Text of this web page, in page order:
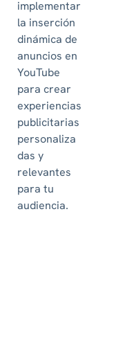
implementar
la inserción
dinámica de
anuncios en
YouTube
para crear
experiencias
publicitarias
personaliza
das y
relevantes
para tu
audiencia.